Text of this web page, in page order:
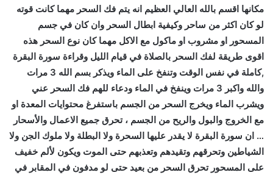
مكانها اقسم بالله العالي العظيم انه يتم فك السحر مهما كانت قوته
لو كان اكثر من ساحر وكيفية ابطال السحر وان كان في جسم
المسحور او مشروب او ماكول مع الاكل مهما كان نوع السحر هذه
اقوى طريقة لفك السحر بالصلاة في قيام الليل وقراءة سورة البقرة
,كاملة في نفس الوقت وتنفخ على الماء ويذكر بسم الله 3 مرات
والله واكبر 3 مرات وينفخ في الماء ودعاء للهم فك السحر عني
ويشرب الماء ويخرج السحر من الجسم باستفرغ محتوايات المعدة او
مع الخروج والبول والريح من الجسم ، تحرق جميع الاعمال والأسحار
… ان سورة البقرة لا يقدر عليها السحرة ولا البطلة ولا ملوك الجن ولا
الشياطين وتحرقهم وتقيدهم وتعذبهم حتى الموت ويكون لألم خفيف
على المسحور تحرق السحر من بعيد حتى لو مدفون في المقابر في